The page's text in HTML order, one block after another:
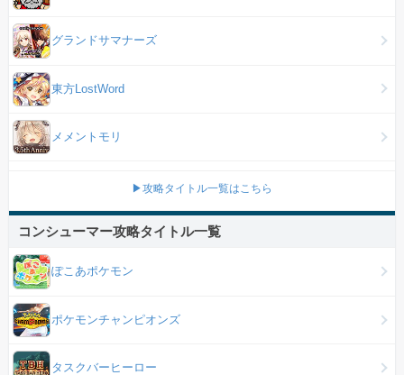
グランドサマナーズ
東方LostWord
メメントモリ
▶攻略タイトル一覧はこちら
コンシューマー攻略タイトル一覧
ぽこあポケモン
ポケモンチャンピオンズ
タスクバーヒーロー